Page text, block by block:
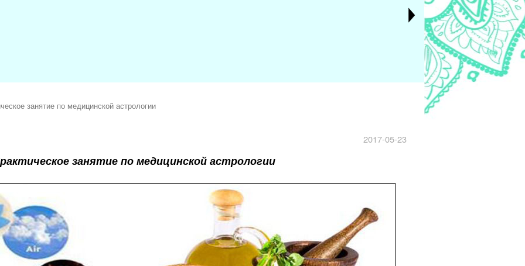
занятие по медицинской астрологии
2017-05-23
занятие по медицинской астрологии